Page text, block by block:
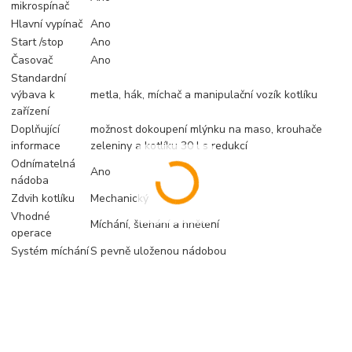
mikrospínač
Hlavní vypínač Ano
Start /stop
Ano
Časovač
Ano
Standardní
výbava k
zařízení
metla, hák, míchač a manipulační vozík kotlíku
Doplňující
informace
možnost dokoupení mlýnku na maso, krouhače
zeleniny a kotlíku 30 l s redukcí
Odnímatelná
nádoba
Ano
Zdvih kotlíku
Mechanický
Vhodné
operace
Míchání, šlehání a hnětení
Systém mícháníS pevně uloženou nádobou